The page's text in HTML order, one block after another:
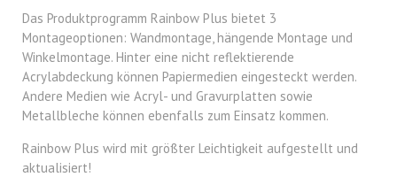
Das Produktprogramm Rainbow Plus bietet 3
Montageoptionen: Wandmontage, hängende Montage und
Winkelmontage. Hinter eine nicht reflektierende
Acrylabdeckung können Papiermedien eingesteckt werden.
Andere Medien wie Acryl- und Gravurplatten sowie
Metallbleche können ebenfalls zum Einsatz kommen.
Rainbow Plus wird mit größter Leichtigkeit aufgestellt und
aktualisiert!